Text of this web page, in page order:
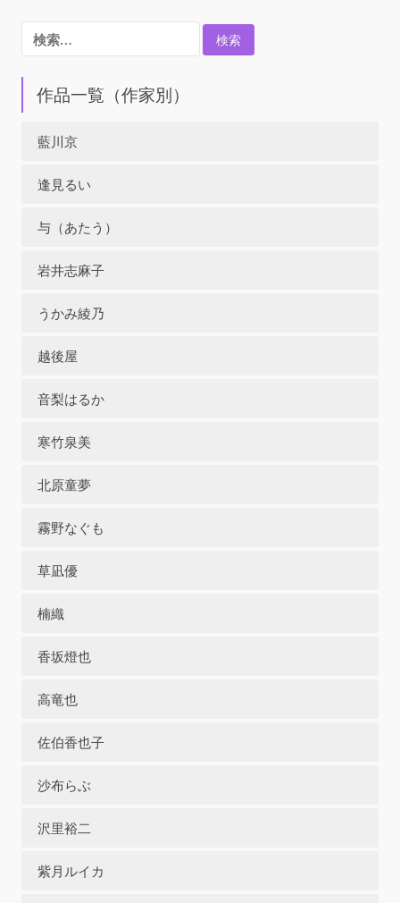
索:
作品一覧（作家別）
藍川京
逢見るい
与（あたう）
岩井志麻子
うかみ綾乃
越後屋
音梨はるか
寒竹泉美
北原童夢
霧野なぐも
草凪優
楠織
香坂燈也
高竜也
佐伯香也子
沙布らぶ
沢里裕二
紫月ルイカ